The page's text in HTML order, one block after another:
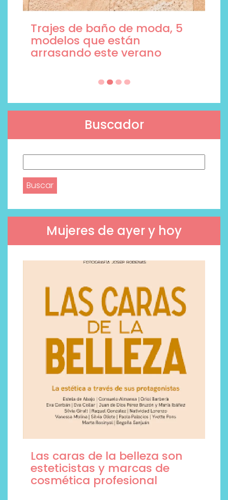
Trajes de baño de moda, 5
modelos que están
arrasando este verano
Buscador
Mujeres de ayer y hoy
Las caras de la belleza son
esteticistas y marcas de
cosmética profesional